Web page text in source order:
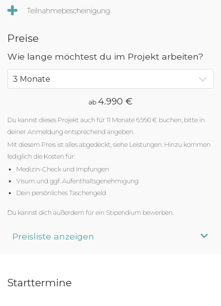
Teilnahmebescheinigung
Preise
Wie lange möchtest du im Projekt arbeiten?
ab4.990 €
Du kannst dieses Projekt auch für 11 Monate 6.990 € buchen, bitte in
deiner Anmeldung entsprechend angeben.
Mit diesem Preis ist alles abgedeckt, siehe Leistungen. Hinzu kommen
lediglich die Kosten für:
Medizin-Check und Impfungen
Visum und ggf. Aufenthaltsgenehmigung
Dein persönliches Taschengeld
Du kannst dich außerdem für ein Stipendium bewerben.
Preisliste anzeigen
3 Monate
Starttermine